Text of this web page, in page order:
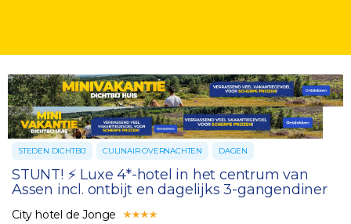
STEDEN DICHTBIJ CULINAIR OVERNACHTEN DAGEN
STUNT! ⚡️ Luxe 4*-hotel in het centrum van
Assen incl. ontbijt en dagelijks 3-gangendiner
City hotel de Jonge